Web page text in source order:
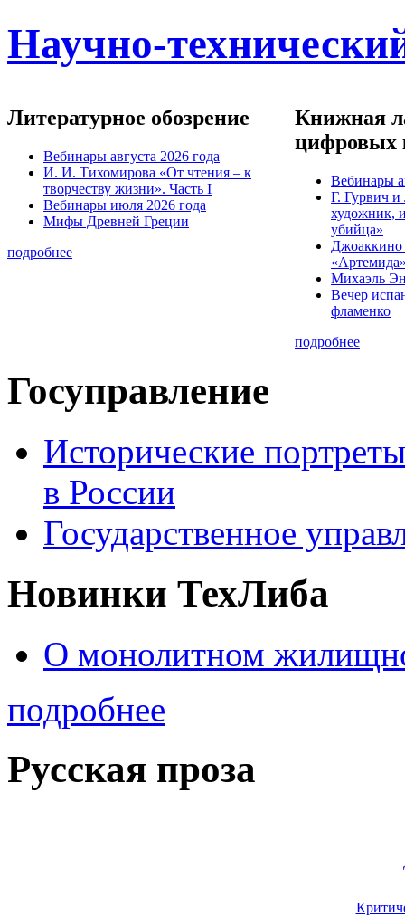
Научно-
Литературное обозрение
Вебинары августа 2026 года
И. И. Тихомирова «От чтения – к
творчеству жизни». Часть I
Вебинары июля 2026 года
Мифы Древней Греции
подробнее
Книжная
цифровых
Вебинары
Г. Гурвич
художник,
убийца»
Михаэль
Вечер
фламенко
подробнее
Госуправление
Исторические
в России
Государственное
Новинки ТехЛиба
О монолитном
подробнее
Русская проза